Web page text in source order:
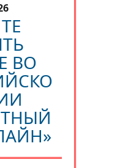
ВО